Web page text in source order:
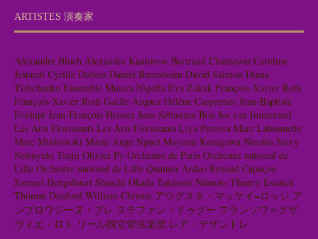
ARTISTES 演奏家
Alexandre Bloch Alexandre Kantorow Bertrand Chamayou Caroline
Jestaedt Cyrille Dubois Daniel Barenboim David Salmon Diana
Tishchenko Ensemble Musica Nigella Eva Zaïcik François-Xavier Roth
François-Xavier Roth Gaëlle Arquez Hélène Carpentier Jean-Baptiste
Fonlupt Jean-François Heisser Jean-Sébastien Bou Jos van Immerseel
Les Arts Florissants Les Arts Florissants Liya Petrova Marc Labonnette
Marc Minkowski Marie-Ange Nguci Mayumi Kanagawa Nicolas Stavy
Nobuyuki Tsujii Olivier Py Orchestre de Paris Orchestre national de
Lille Orchestre national de Lille Quatuor Ardeo Renaud Capuçon
Samuel Hengebaert Shuichi Okada Takénori Némoto Thierry Escaich
Thomas Dunford William Christie アウグスタ・マッケイ=ロッジ ア
ンブロワジーヌ・ブレ ステファン・ドゥグー フランソワ＝グザ
ヴィエ・ロト リール国立管弦楽団 レア・デザンドレ